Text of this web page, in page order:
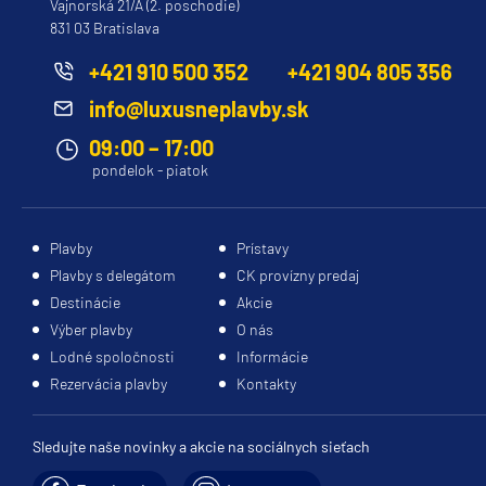
Princess
Caribbean Princess
Coral Princess
Crown Princess
Diamond Princess
Emerald Princess
Enchanted Princess
Grand Princess
Island Princess
Regal Princess
Royal Princess
Vajnorská 21/A (2. poschodie)
831 03 Bratislava
+421 910 500 352
+421 904 805 356
info@luxusneplavby.sk
09:00 – 17:00
pondelok - piatok
Plavby
Prístavy
Plavby s delegátom
CK provízny predaj
Destinácie
Akcie
Výber plavby
O nás
Lodné spoločnosti
Informácie
Rezervácia plavby
Kontakty
Sledujte naše novinky a akcie na sociálnych sieťach